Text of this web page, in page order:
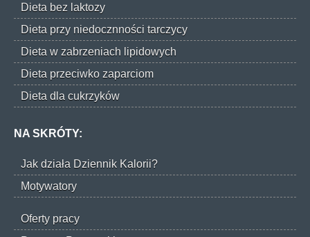
Dieta bez laktozy
Dieta przy niedocznności tarczycy
Dieta w zabrzeniach lipidowych
Dieta przeciwko zaparciom
Dieta dla cukrzyków
NA SKRÓTY:
Jak działa Dziennik Kalorii?
Motywatory
Oferty pracy